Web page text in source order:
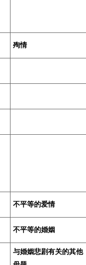
殉情
不平等的爱情
不平等的婚姻
与婚姻悲剧有关的其他